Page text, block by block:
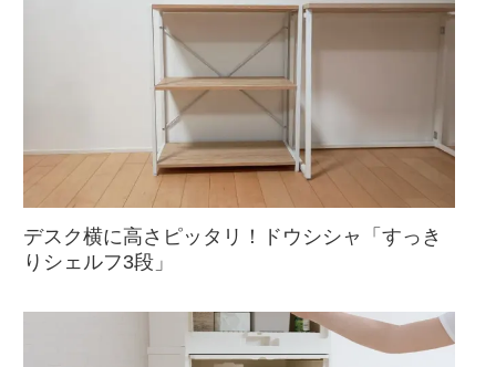
デスク横に高さピッタリ！ドウシシャ「すっき
りシェルフ3段」